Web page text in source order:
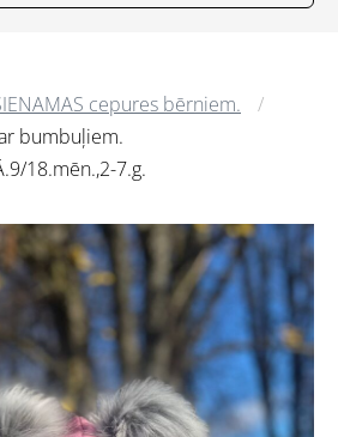
cepures bērniem.
bumbuļiem.
18.mēn.,2-7.g.